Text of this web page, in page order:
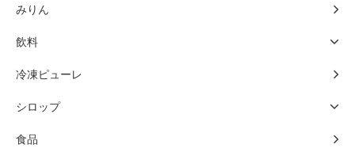
みりん
飲料
冷凍ピューレ
シロップ
食品